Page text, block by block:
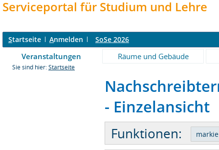
Serviceportal für Studium und Lehre
Startseite Anmelden SoSe 2026
Veranstaltungen Räume und Gebäude
Sie sind hier: Startseite
- Einzelansicht
Funktionen: